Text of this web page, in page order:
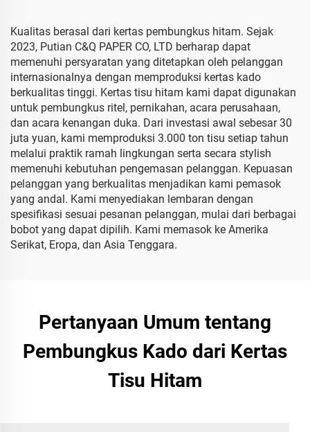
Kualitas berasal dari kertas pembungkus hitam. Sejak
2023, Putian C&Q PAPER CO, LTD berharap dapat
memenuhi persyaratan yang ditetapkan oleh pelanggan
internasionalnya dengan memproduksi kertas kado
berkualitas tinggi. Kertas tisu hitam kami dapat digunakan
untuk pembungkus ritel, pernikahan, acara perusahaan,
dan acara kenangan duka. Dari investasi awal sebesar 30
juta yuan, kami memproduksi 3.000 ton tisu setiap tahun
melalui praktik ramah lingkungan serta secara stylish
memenuhi kebutuhan pengemasan pelanggan. Kepuasan
pelanggan yang berkualitas menjadikan kami pemasok
yang andal. Kami menyediakan lembaran dengan
spesifikasi sesuai pesanan pelanggan, mulai dari berbagai
bobot yang dapat dipilih. Kami memasok ke Amerika
Serikat, Eropa, dan Asia Tenggara.
Pertanyaan Umum tentang
Pembungkus Kado dari Kertas
Tisu Hitam